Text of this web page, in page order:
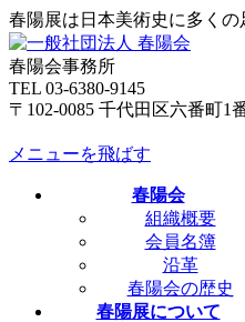
春陽展は日本美術史に多くの
春陽会事務所
TEL 03-6380-9145
〒102-0085 千代田区六番町1
メニューを飛ばす
春陽会
組織概要
会員名簿
沿革
春陽会の歴史
春陽展について